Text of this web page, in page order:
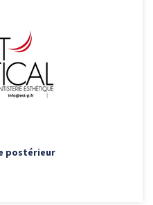
postérieur